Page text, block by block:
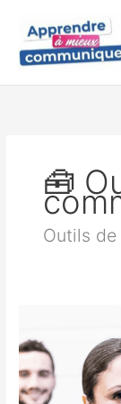
contenu
🧰
Outils
le
type
de